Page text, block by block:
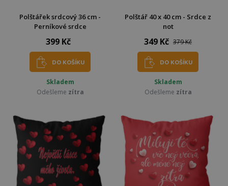
Polštářek srdcový 36 cm -
Perníkové srdce
399 Kč
DO KOŠÍKU
Skladem
Odešleme zítra
Polštář 40 x 40 cm - Srdce z
not
349 Kč 379 Kč
DO KOŠÍKU
Skladem
Odešleme zítra